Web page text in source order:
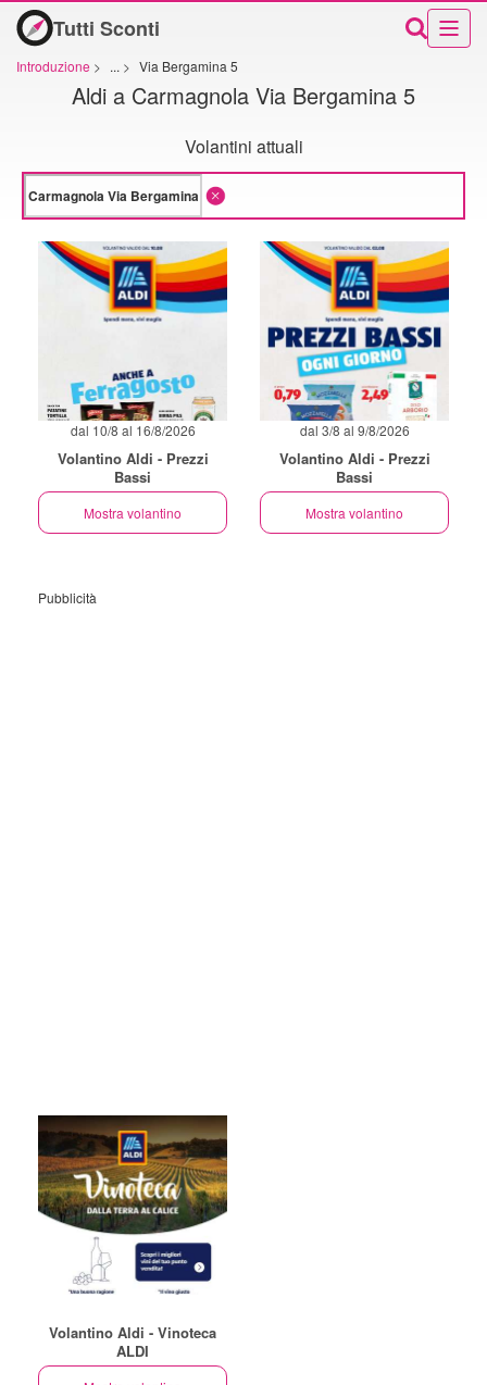
Tutti Sconti
Introduzione > ... > Via Bergamina 5
Aldi a Carmagnola Via Bergamina 5
Volantini attuali
dal 10/8 al 16/8/2026
Volantino Aldi - Prezzi
Bassi
Mostra volantino
dal 3/8 al 9/8/2026
Volantino Aldi - Prezzi
Bassi
Mostra volantino
Pubblicità
Volantino Aldi - Vinoteca
ALDI